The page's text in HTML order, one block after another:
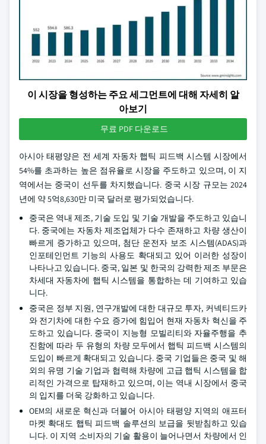
이 시장을 형성하는 주요 세그먼트에 대해 자세히 알
아보기
무료 PDF 다운로드
아시아 태평양은 전 세계 자동차 햅틱 피드백 시스템 시장에서
54%를 초과하는 높은 점유율로 시장을 주도하고 있으며, 이 지
역에서는 중국이 선두를 차지했습니다. 중국 시장 규모는 2024
년에 약 5억8,630만 미국 달러로 평가되었습니다.
중국은 역내 제조, 기술 도입 및 기술 개발을 주도하고 있습니
다. 중국에는 자동차 제조업체가 다수 존재하고 차량 생산이
빠르게 증가하고 있으며, 첨단 운전자 보조 시스템(ADAS)과
인포테인먼트 기능의 사용도 확대되고 있어 이러한 성장이
나타나고 있습니다. 중국, 일본 및 한국의 강력한 제조 부문은
차세대 자동차에 햅틱 시스템을 통합하는 데 기여하고 있습
니다.
중국은 정부 지원, 연구개발에 대한 대규모 투자, 커넥티드카
와 전기차에 대한 수요 증가에 힘입어 현재 자동차 혁신을 주
도하고 있습니다. 중국이 지능형 모빌리티와 자율주행을 추
진함에 따라 두 유형의 차량 모두에서 햅틱 피드백 시스템의
도입이 빠르게 확대되고 있습니다. 중국 기업들은 중국 및 해
외의 유명 기술 기업과 협력해 차량에 고급 햅틱 시스템을 합
리적인 가격으로 탑재하고 있으며, 이는 역내 시장에서 중국
의 입지를 더욱 강화하고 있습니다.
OEM의 새로운 혁신과 더불어 아시아 태평양 지역의 애프터
마켓 확대도 햅틱 피드백 솔루션의 보급을 뒷받침하고 있습
니다. 이 지역 소비자의 기술 활용이 늘어나면서 차량에서 인